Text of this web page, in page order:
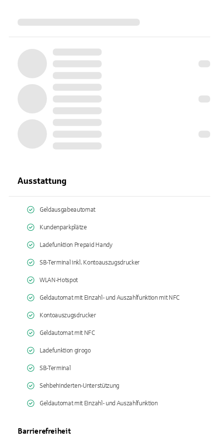
Ausstattung
Geldausgabeautomat
Kundenparkplätze
Ladefunktion Prepaid Handy
SB-Terminal inkl. Kontoauszugsdrucker
WLAN-Hotspot
Geldautomat mit Einzahl- und Auszahlfunktion mit NFC
Kontoauszugsdrucker
Geldautomat mit NFC
Ladefunktion girogo
SB-Terminal
Sehbehinderten-Unterstützung
Geldautomat mit Einzahl- und Auszahlfunktion
Barrierefreiheit